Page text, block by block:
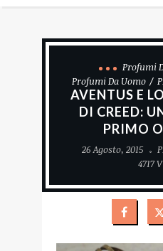
Profumi
Profumi Da Uomo
AVENTUS E
DI CREED:
PRIMO
26 Agosto, 2015
4717